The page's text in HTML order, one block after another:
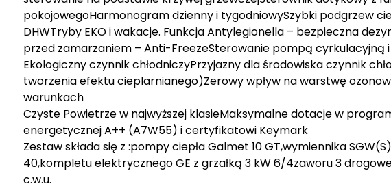
pokojowegoHarmonogram dzienny i tygodniowySzybki podgrzew
DHWTryby EKO i wakacje. Funkcja Antylegionella – bezpieczna
przed zamarzaniem – Anti-FreezeSterowanie pompą cyrkulacyjną i
Ekologiczny czynnik chłodniczyPrzyjazny dla środowiska czynnik
tworzenia efektu cieplarnianego)Zerowy wpływ na warstwę
warunkach
Czyste Powietrze w najwyższej klasieMaksymalne dotacje w
energetycznej A++ (A7W55) i certyfikatowi Keymark
Zestaw składa się z :pompy ciepła Galmet 10 GT,wymiennika
40,kompletu elektrycznego GE z grzałką 3 kW 6/4zaworu 3
c.w.u.